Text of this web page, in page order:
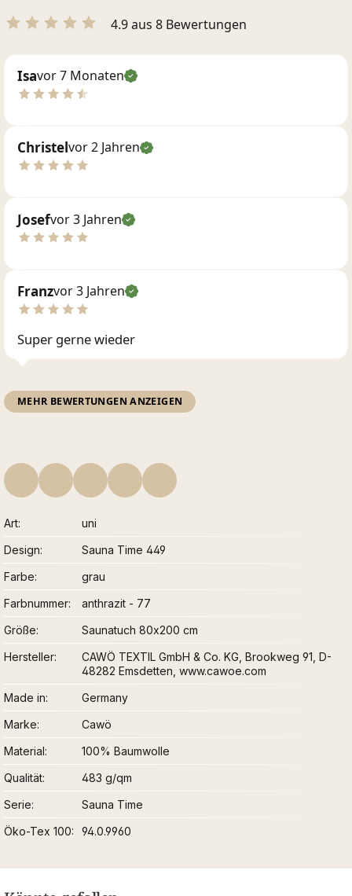
4.9 aus 8 Bewertungen
Isavor 7 Monaten
Christelvor 2 Jahren
Josefvor 3 Jahren
Franzvor 3 Jahren
Super gerne wieder
MEHR BEWERTUNGEN ANZEIGEN
Art
uni
Design
Sauna Time 449
Farbe
grau
Farbnummer
anthrazit - 77
Größe
Saunatuch 80x200 cm
Hersteller
CAWÖ TEXTIL GmbH & Co. KG, Brookweg 91, D-
48282 Emsdetten, www.cawoe.com
Made in
Germany
Marke
Cawö
Material
100% Baumwolle
Qualität
483 g/qm
Serie
Sauna Time
Öko-Tex 100
94.0.9960